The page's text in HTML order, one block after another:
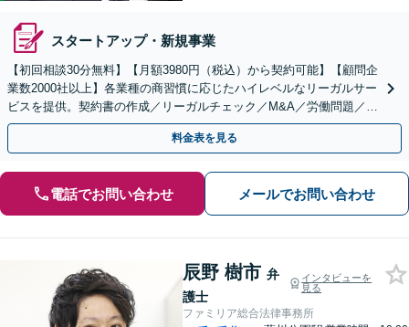
スタートアップ・新規事業
【初回相談30分無料】【月額3980円（税込）から契約可能】【顧問企
業数2000社以上】各業種の商習慣に応じたハイレベルなリーガルサー
ビスを提供。契約書の作成／リーガルチェック／M&A／労働問題／知
的財産等、お任せください【他士業連携可能】
料金表を見る
電話でお問い合わせ メールでお問い合わせ
辰野 樹市 弁
護士
インタビューを
見る
ファミリア総合法律事務所